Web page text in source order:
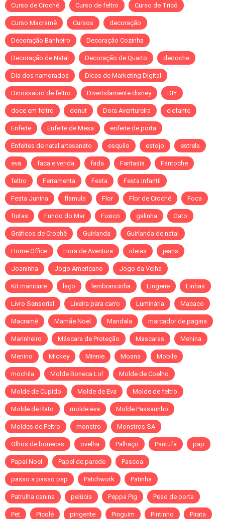
Curso de Crochê Curso de feltro Curso de Tricô
Curso Macramê Cursos decoração
Decoração Banheiro Decoração Cozinha
Decoração de Natal Decoração de Quarto dedoche
Dia dos namorados Dicas de Marketing Digital
Dinossauro de feltro Divertidamente disney DIY
doce em feltro donut Dora Aventureira elefante
Enfeite Enfeite de Mesa enfeite de porta
Enfeites de natal artesanato esquilo estojo estrela
eva faca e venda fada Fantasia Fantoche
feltro Ferramenta Festa Festa infantil
Festa Junina flamula Flor Flor de Crochê Foca
frutas Fundo do Mar Fuxico galinha Gato
Gráficos de Crochê Guirlanda Guirlanda de natal
Home Office Hora de Aventura ideias jeans
Joaninha Jogo Americano Jogo da Velha
Kit manicure laço lembrancinha Lingerie Linhas
Livro Sensorial Lixeira para carro Luminária Macaco
Macramê Mamãe Noel Mandala marcador de pagina
Marinheiro Máscara de Proteção Mascaras Menina
Menino Mickey Minnie Moana Mobile
mochila Molde Boneca Lol Molde de Coelho
Molde de Cupido Molde de Eva Molde de feltro
Molde de Rato molde eva Molde Passarinho
Moldes de Feltro monstro Monstros SA
Olhos de bonecas ovelha Palhaço Pantufa pap
Papai Noel Papel de parede Pascoa
passo a passo pap Patchwork Patinha
Patrulha canina pelúcia Peppa Pig Peso de porta
Pet Picolé pingente Pinguim Pintinho Pirata